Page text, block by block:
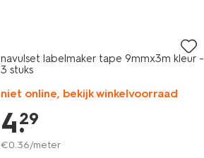
navulset labelmaker tape 9mmx3m kleur -
3 stuks
niet online, bekijk winkelvoorraad
4.
29
€0.36/meter